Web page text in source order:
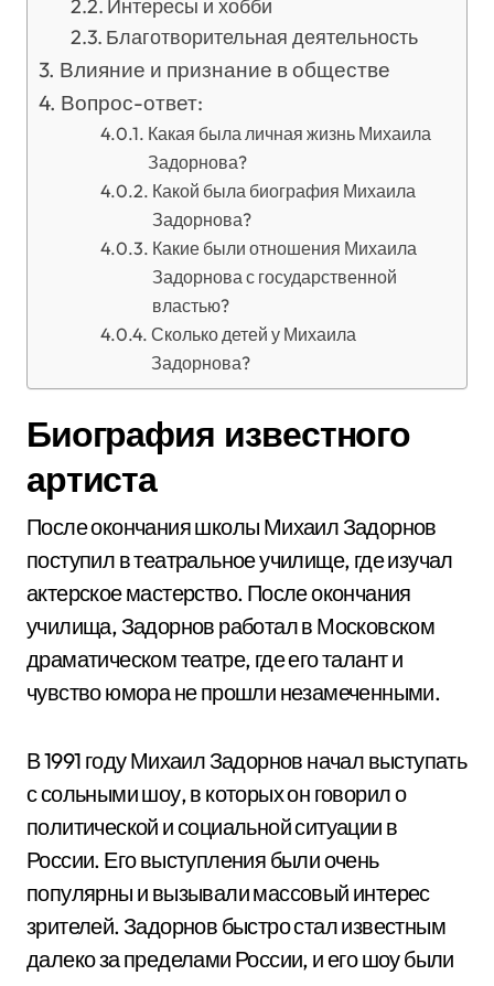
Интересы и хобби
Благотворительная деятельность
Влияние и признание в обществе
Вопрос-ответ:
Какая была личная жизнь Михаила
Задорнова?
Какой была биография Михаила
Задорнова?
Какие были отношения Михаила
Задорнова с государственной
властью?
Сколько детей у Михаила
Задорнова?
Биография известного
артиста
После окончания школы Михаил Задорнов
поступил в театральное училище, где изучал
актерское мастерство. После окончания
училища, Задорнов работал в Московском
драматическом театре, где его талант и
чувство юмора не прошли незамеченными.
В 1991 году Михаил Задорнов начал выступать
с сольными шоу, в которых он говорил о
политической и социальной ситуации в
России. Его выступления были очень
популярны и вызывали массовый интерес
зрителей. Задорнов быстро стал известным
далеко за пределами России, и его шоу были